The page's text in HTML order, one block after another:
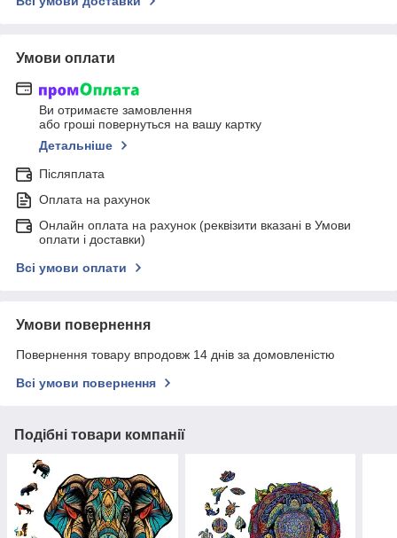
Умови оплати
Ви отримаєте замовлення
або гроші повернуться на вашу картку
Детальніше
Післяплата
Оплата на рахунок
Онлайн оплата на рахунок (реквізити вказані в Умови
оплати і доставки)
Всі умови оплати
Умови повернення
Повернення товару впродовж 14 днів за домовленістю
Всі умови повернення
Подібні товари компанії